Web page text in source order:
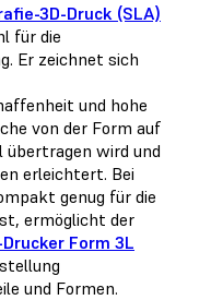
3D-Druck (SLA)
für die
Er zeichnet sich
und hohe
von der Form auf
übertragen wird und
erleichtert. Bei
genug für die
ermöglicht der
Form 3L
und Formen.